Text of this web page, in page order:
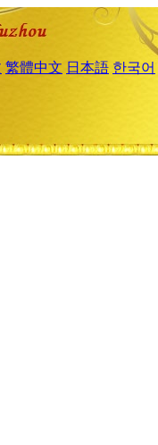
繁體中文 日本語 한국어